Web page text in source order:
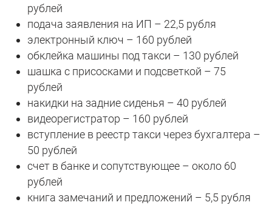
рублей
подача заявления на ИП – 22,5 рубля
электронный ключ – 160 рублей
обклейка машины под такси – 130 рублей
шашка с присосками и подсветкой – 75
рублей
накидки на задние сиденья – 40 рублей
видеорегистратор – 160 рублей
вступление в реестр такси через бухгалтера –
50 рублей
счет в банке и сопутствующее – около 60
рублей
книга замечаний и предложений – 5,5 рубля